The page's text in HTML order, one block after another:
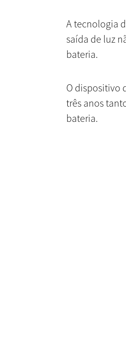
A tecnologia
saída de luz
bateria.
O dispositivo
três anos
bateria.